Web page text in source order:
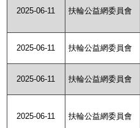
2025-06-11 扶輪公益網委員會
2025-06-11 扶輪公益網委員會
2025-06-11 扶輪公益網委員會
2025-06-11 扶輪公益網委員會